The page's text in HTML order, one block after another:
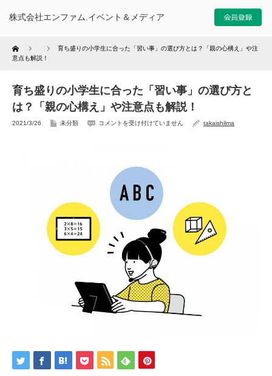
株式会社エンファム.イベント＆メディア
Home
育ち盛りの小学生に合った「習い事」の選び方とは？「親の心構え」や注
意点も解説！
育ち盛りの小学生に合った「習い事」の選び方と
は？「親の心構え」や注意点も解説！
2021/3/26 未分類 コメントを受け付けていません takaishilma